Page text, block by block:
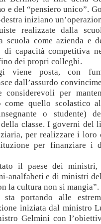
e del “pensiero unico”.
iniziano
realizzate dalla
scuola come azienda e
di capacità competitiva
dei propri colleghi.
viene posta, con
dall’assurdo
considerevoli per
come quello scolastico
o studente)
classe. I governi del
per realizzare i loro
per finanziare i
il paese dei ministri,
analfabeti e di ministri
la cultura non si mangia”.
sta portando alle
iniziata dal ministro
Gelmini con